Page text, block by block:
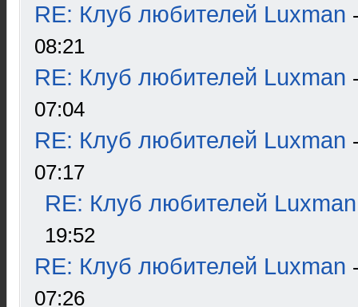
RE: Клуб любителей Luxman
08:21
RE: Клуб любителей Luxman
07:04
RE: Клуб любителей Luxman
07:17
RE: Клуб любителей Luxman
19:52
RE: Клуб любителей Luxman
07:26